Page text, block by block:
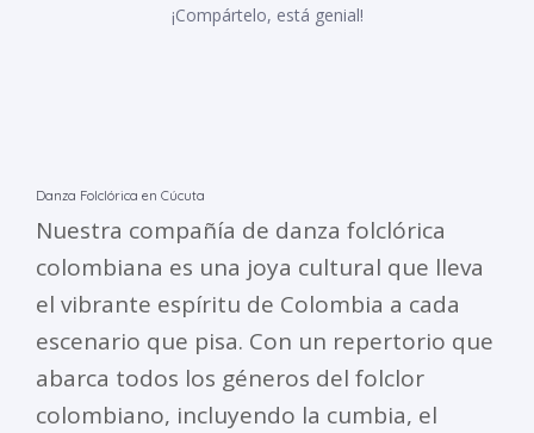
¡Compártelo, está genial!
Danza Folclórica en Cúcuta
Nuestra compañía de danza folclórica
colombiana es una joya cultural que lleva
el vibrante espíritu de Colombia a cada
escenario que pisa. Con un repertorio que
abarca todos los géneros del folclor
colombiano, incluyendo la cumbia, el